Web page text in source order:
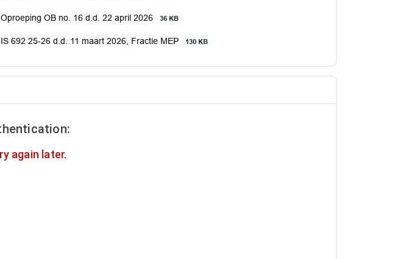
Oproeping OB no. 16 d.d. 22 april 2026 36 KB
IS 692 25-26 d.d. 11 maart 2026, Fractie MEP 130 KB